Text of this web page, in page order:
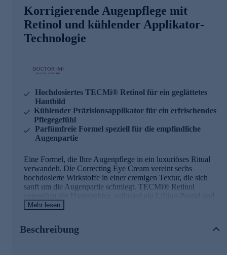
Korrigierende Augenpflege mit
Retinol und kühlender Applikator-
Technologie
Hochdosiertes TECMi® Retinol für ein geglättetes
Hautbild
Kühlender Präzisionsapplikator für ein erfrischendes
Pflegegefühl
Parfümfreie Formel speziell für die empfindliche
Augenpartie
Eine Formel, die Ihre Augenpflege in ein luxuriöses Ritual
verwandelt. Die Correcting Eye Cream vereint sechs
hochdosierte Wirkstoffe in einer cremigen Textur, die sich
sanft um die Augenpartie schmiegt. TECMi® Retinol
unterstützt die Hautstruktur, während ein Lifting-Peptid und
Rotalgenextrakt das Hautbild verfeinern. Der innovative
Mehr lesen
Beschreibung